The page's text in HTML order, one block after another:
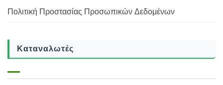
Πολιτική Προστασίας Προσωπικών Δεδομένων
Καταναλωτές